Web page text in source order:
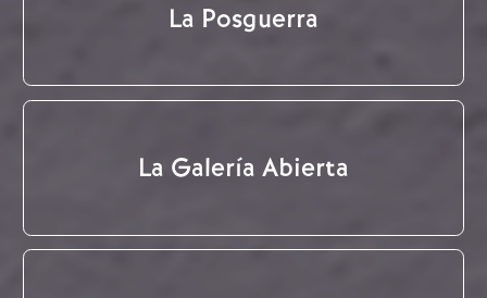
La Posguerra
La Galería Abierta